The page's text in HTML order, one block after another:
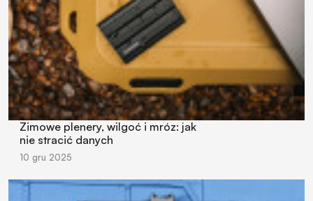
Zimowe plenery, wilgoć i mróz: jak
nie stracić danych
10 gru 2025